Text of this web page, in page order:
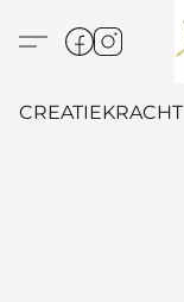
CREATIEKRACHT